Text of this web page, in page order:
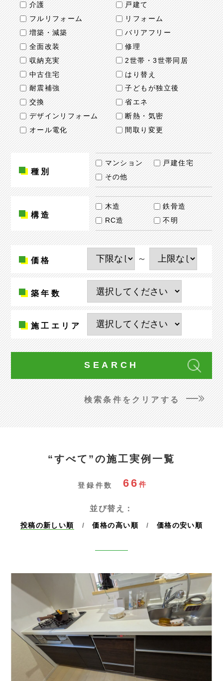
介護
戸建て
フルリフォーム
リフォーム
増築・減築
バリアフリー
全面改装
修理
収納充実
2世帯・3世帯同居
中古住宅
はり替え
耐震補強
子どもが独立後
交換
省エネ
デザインリフォーム
断熱・気密
オール電化
間取り変更
種別
マンション
戸建住宅
その他
構造
木造
鉄骨造
RC造
不明
価格 ～
築年数
施工 エリア
検索条件をクリアする
“すべて”の施工実例一覧
登録件数 66 件
並び替え：
投稿の新しい順 価格の高い順 価格の安い順